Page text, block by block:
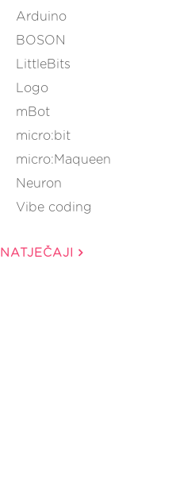
Arduino
BOSON
LittleBits
Logo
mBot
micro:bit
micro:Maqueen
Neuron
Vibe coding
NATJEČAJI